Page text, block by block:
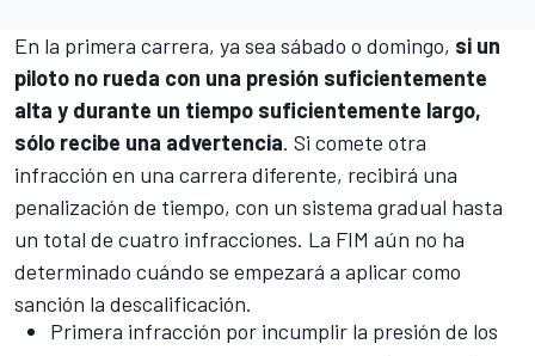
En la primera carrera, ya sea sábado o domingo, si un
piloto no rueda con una presión suficientemente
alta y durante un tiempo suficientemente largo,
sólo recibe una advertencia. Si comete otra
infracción en una carrera diferente, recibirá una
penalización de tiempo, con un sistema gradual hasta
un total de cuatro infracciones. La FIM aún no ha
determinado cuándo se empezará a aplicar como
sanción la descalificación.
Primera infracción por incumplir la presión de los